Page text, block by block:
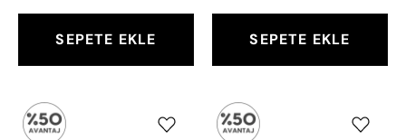
SEPETE EKLE SEPETE EKLE